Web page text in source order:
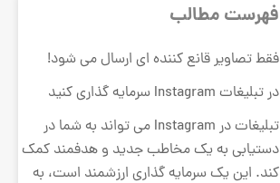
فهرست مطالب
فقط تصاویر قانع کننده ای ارسال می شود!
در تبلیغات Instagram سرمایه گذاری کنید
تبلیغات در Instagram می تواند به شما در
دستیابی به یک مخاطب جدید و هدفمند کمک
کند. این یک سرمایه گذاری ارزشمند است، به